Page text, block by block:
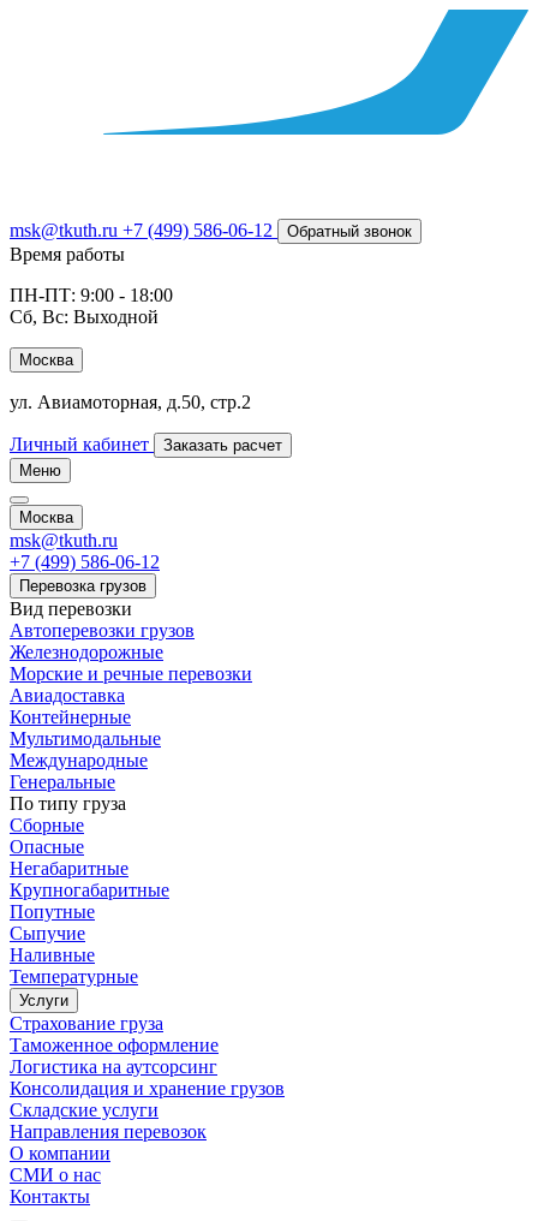
msk@tkuth.ru +7 (499) 586-06-12 Обратный звонок
Время работы
ПН-ПТ: 9:00 - 18:00
Сб, Вс: Выходной
Москва
ул. Авиамоторная, д.50, стр.2
Личный кабинет
Заказать расчет
Меню
Москва
msk@tkuth.ru
+7 (499) 586-06-12
Перевозка грузов
Вид перевозки
Автоперевозки грузов
Железнодорожные
Морские и речные перевозки
Авиадоставка
Контейнерные
Мультимодальные
Международные
Генеральные
По типу груза
Сборные
Опасные
Негабаритные
Крупногабаритные
Попутные
Сыпучие
Наливные
Температурные
Услуги
Страхование груза
Таможенное оформление
Логистика на аутсорсинг
Консолидация и хранение грузов
Складские услуги
Направления перевозок
О компании
СМИ о нас
Контакты